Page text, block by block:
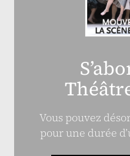
Vous pouvez
pour une durée